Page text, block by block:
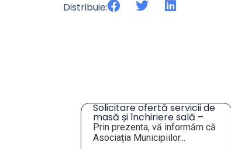
Distribuie:
Solicitare ofertă servicii de
masă și închiriere sală –
Tulcea
Prin prezenta, vă informăm că
Asociația Municipiilor...